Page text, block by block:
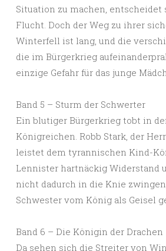
Situation zu machen, entscheidet
Flucht. Doch der Weg zu ihrer
Winterfell ist lang, und die
die im Bürgerkrieg
einzige Gefahr für das junge
Band 5 – Sturm der Schwerter
Ein blutiger Bürgerkrieg tobt in
Königreichen. Robb Stark, der
leistet dem tyrannischen Kind-
Lennister hartnäckig Widerstand
nicht dadurch in die Knie
Schwester vom König als Geisel
Band 6 – Die Königin der Drachen
Da sehen sich die Streiter von